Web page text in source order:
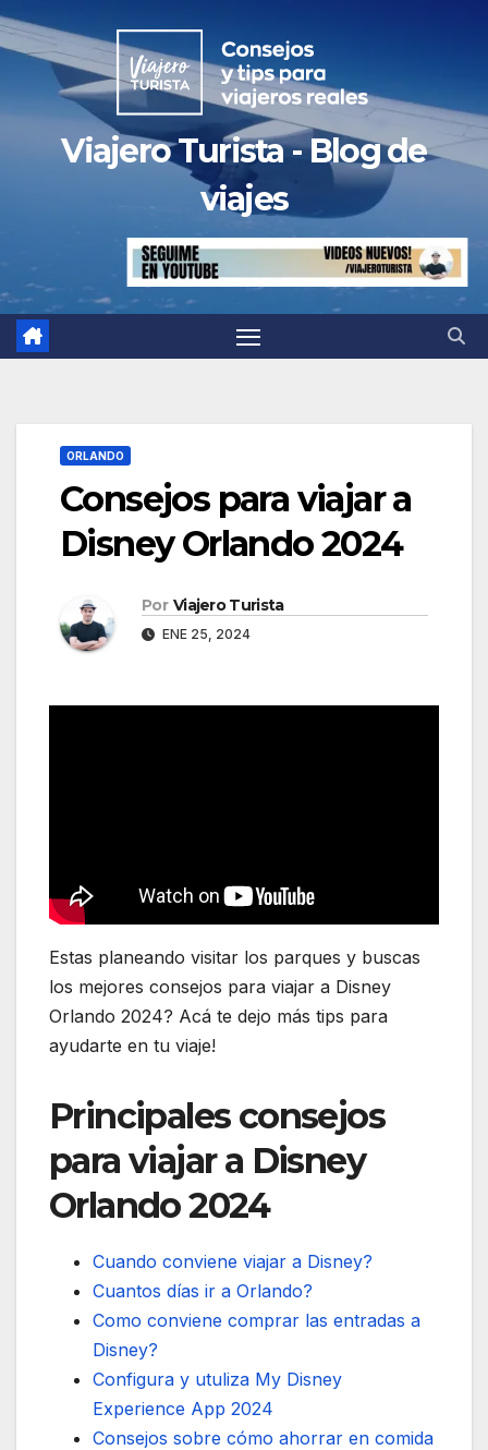
Saltar
al
contenido
Viajero Turista - Blog de
viajes
ORLANDO
Consejos para viajar a
Disney Orlando 2024
Por Viajero Turista
ENE 25, 2024
Estas planeando visitar los parques y buscas
los mejores consejos para viajar a Disney
Orlando 2024? Acá te dejo más tips para
ayudarte en tu viaje!
Principales consejos
para viajar a Disney
Orlando 2024
Cuando conviene viajar a Disney?
Cuantos días ir a Orlando?
Como conviene comprar las entradas a
Disney?
Configura y utuliza My Disney
Experience App 2024
Consejos sobre cómo ahorrar en comida